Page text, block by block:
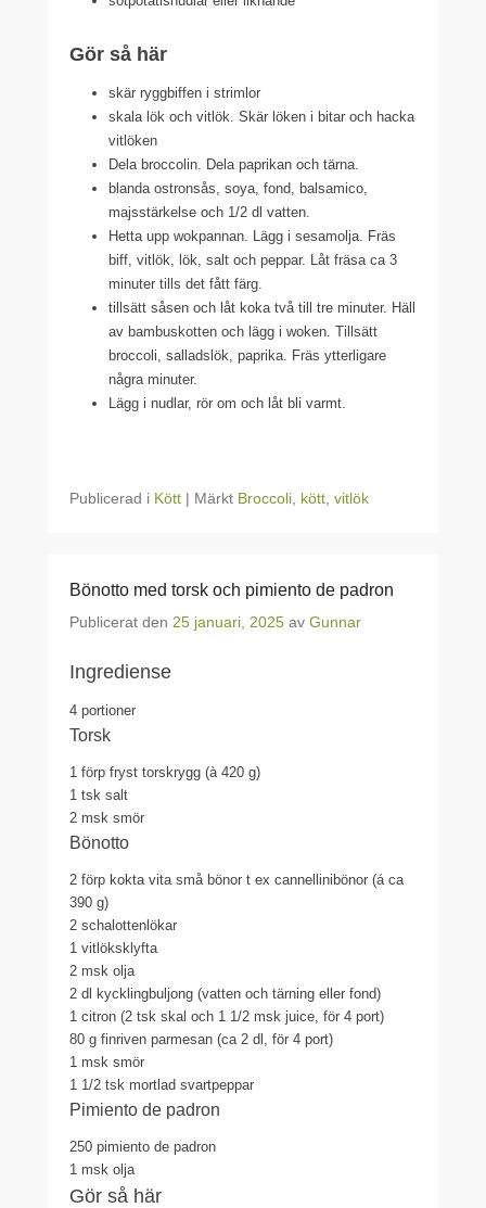
Gör så här
skär ryggbiffen i strimlor
skala lök och vitlök. Skär löken i bitar och hacka
vitlöken
Dela broccolin. Dela paprikan och tärna.
blanda ostronsås, soya, fond, balsamico,
majsstärkelse och 1/2 dl vatten.
Hetta upp wokpannan. Lägg i sesamolja. Fräs
biff, vitlök, lök, salt och peppar. Låt fräsa ca 3
minuter tills det fått färg.
tillsätt såsen och låt koka två till tre minuter. Häll
av bambuskotten och lägg i woken. Tillsätt
broccoli, salladslök, paprika. Fräs ytterligare
några minuter.
Lägg i nudlar, rör om och låt bli varmt.
Publicerad i Kött | Märkt Broccoli kött vitlök
Bönotto med torsk och pimiento de padron
Publicerat den 25 januari, 2025 av Gunnar
Ingrediense
4 portioner
Torsk
1 förp fryst torskrygg (à 420 g)
1 tsk salt
2 msk smör
Bönotto
2 förp kokta vita små bönor t ex cannellinibönor (á ca
390 g)
2 schalottenlökar
1 vitlöksklyfta
2 msk olja
2 dl
kycklingbuljong (vatten och tärning eller fond)
1 citron (2 tsk skal och 1 1/2 msk juice, för 4 port)
80 g finriven parmesan (ca 2 dl, för 4 port)
1 msk smör
1 1/2 tsk mortlad svartpeppar
Pimiento de padron
250 pimiento de padron
1 msk olja
Gör så här